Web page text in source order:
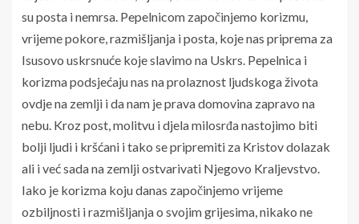
su posta i nemrsa. Pepelnicom započinjemo korizmu,
vrijeme pokore, razmišljanja i posta, koje nas priprema za
Isusovo uskrsnuće koje slavimo na Uskrs. Pepelnica i
korizma podsjećaju nas na prolaznost ljudskoga života
ovdje na zemlji i da nam je prava domovina zapravo na
nebu. Kroz post, molitvu i djela milosrđa nastojimo biti
bolji ljudi i kršćani i tako se pripremiti za Kristov dolazak
ali i već sada na zemlji ostvarivati Njegovo Kraljevstvo.
Iako je korizma koju danas započinjemo vrijeme
ozbiljnosti i razmišljanja o svojim grijesima, nikako ne